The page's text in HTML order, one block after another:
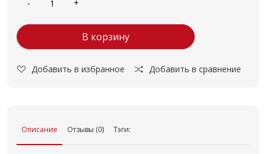
В корзину
Добавить в избранное Добавить в сравнение
Описание Отзывы (0) Тэги: